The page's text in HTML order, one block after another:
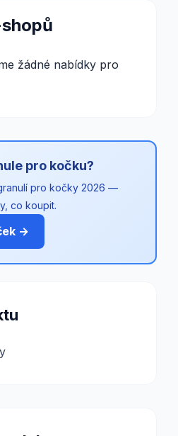
žádné nabídky pro
pro kočku?
pro kočky 2026 —
co koupit.
→